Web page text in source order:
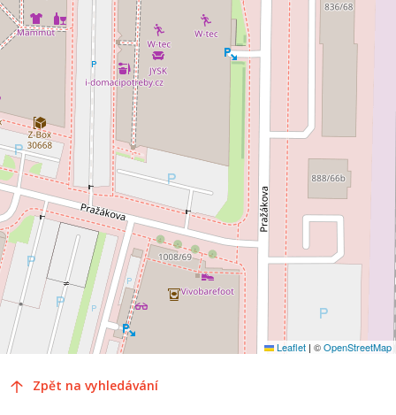
Leaflet | ©OpenStreetMap
Zpět na vyhledávání